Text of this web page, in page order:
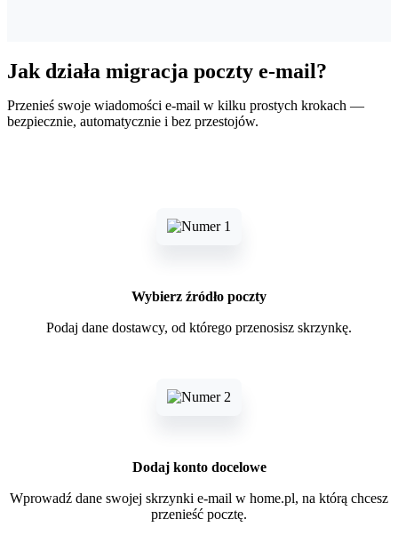
Jak działa migracja poczty e-mail?
Przenieś swoje wiadomości e-mail w kilku prostych krokach —
bezpiecznie, automatycznie i bez przestojów.
Wybierz źródło poczty
Podaj dane dostawcy, od którego przenosisz skrzynkę.
Dodaj konto docelowe
Wprowadź dane swojej skrzynki e-mail w home.pl, na którą chcesz
przenieść pocztę.